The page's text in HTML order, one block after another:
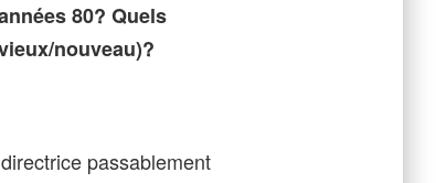
80? Quels
nouveau)?
passablement